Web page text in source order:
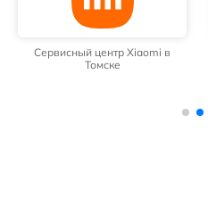
Сервисный центр Xiaomi в
Томске